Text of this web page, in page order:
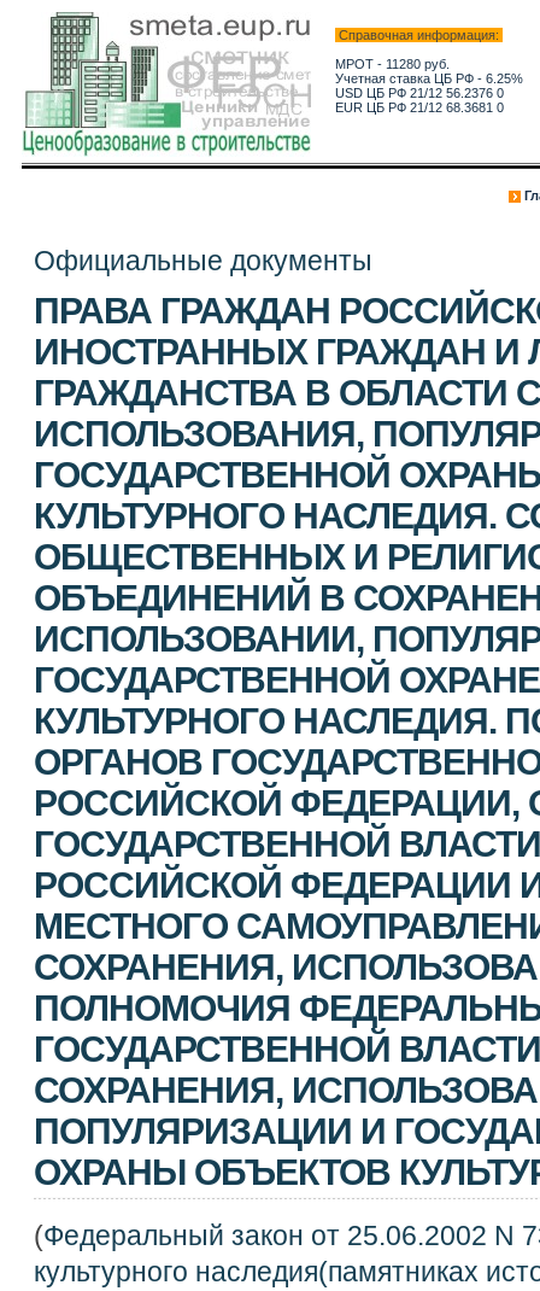
Справочная информация:
МРОТ - 11280 руб.
Учетная ставка ЦБ РФ - 6.25%
USD ЦБ РФ 21/12 56.2376 0
EUR ЦБ РФ 21/12 68.3681 0
Официальные документы
ПРАВА ГРАЖДАН
ИНОСТРАННЫХ ГРАЖДАН И
ГРАЖДАНСТВА В ОБЛАСТИ
ИСПОЛЬЗОВАНИЯ,
ГОСУДАРСТВЕННОЙ
КУЛЬТУРНОГО НАСЛЕДИЯ.
ОБЩЕСТВЕННЫХ И
ОБЪЕДИНЕНИЙ В
ИСПОЛЬЗОВАНИИ,
ГОСУДАРСТВЕННОЙ
КУЛЬТУРНОГО НАСЛЕДИЯ.
ОРГАНОВ
РОССИЙСКОЙ ФЕДЕРАЦИИ,
ГОСУДАРСТВЕННОЙ
РОССИЙСКОЙ ФЕДЕРАЦИИ
МЕСТНОГО
СОХРАНЕНИЯ,
ПОЛНОМОЧИЯ
ГОСУДАРСТВЕННОЙ
СОХРАНЕНИЯ,
ПОПУЛЯРИЗАЦИИ И
ОХРАНЫ ОБЪЕКТОВ
(Федеральный закон от 25.06.2002 N
культурного наследия(памятниках